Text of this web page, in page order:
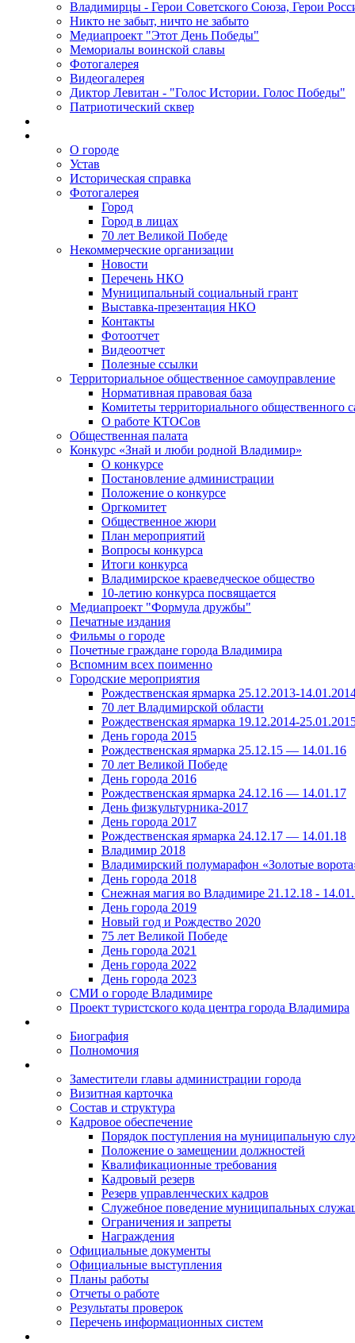
Владимирцы - Герои Советского Союза, Герои
Никто не забыт, ничто не забыто
Медиапроект "Этот День Победы"
Мемориалы воинской славы
Фотогалерея
Видеогалерея
Диктор Левитан - "Голос Истории. Голос Победы"
Патриотический сквер
О городе
Устав
Историческая справка
Фотогалерея
Город
Город в лицах
70 лет Великой Победе
Некоммерческие организации
Новости
Перечень НКО
Муниципальный социальный грант
Выставка-презентация НКО
Контакты
Фотоотчет
Видеоотчет
Полезные ссылки
Территориальное общественное самоуправление
Нормативная правовая база
Комитеты территориального общественного
О работе КТОСов
Общественная палата
Конкурс «Знай и люби родной Владимир»
О конкурсе
Постановление администрации
Положение о конкурсе
Оргкомитет
Общественное жюри
План мероприятий
Вопросы конкурса
Итоги конкурса
Владимирское краеведческое общество
10-летию конкурса посвящается
Медиапроект "Формула дружбы"
Печатные издания
Фильмы о городе
Почетные граждане города Владимира
Вспомним всех поименно
Городские мероприятия
Рождественская ярмарка 25.12.2013-
70 лет Владимирской области
Рождественская ярмарка 19.12.2014-
День города 2015
Рождественская ярмарка 25.12.15 — 14.01.16
70 лет Великой Победе
День города 2016
Рождественская ярмарка 24.12.16 — 14.01.17
День физкультурника-2017
День города 2017
Рождественская ярмарка 24.12.17 — 14.01.18
Владимир 2018
Владимирский полумарафон «Золотые
День города 2018
Снежная магия во Владимире 21.12.18 -
День города 2019
Новый год и Рождество 2020
75 лет Великой Победе
День города 2021
День города 2022
День города 2023
СМИ о городе Владимире
Проект туристского кода центра города Владимира
Биография
Полномочия
Заместители главы администрации города
Визитная карточка
Состав и структура
Кадровое обеспечение
Порядок поступления на муниципальную
Положение о замещении должностей
Квалификационные требования
Кадровый резерв
Резерв управленческих кадров
Служебное поведение муниципальных
Ограничения и запреты
Награждения
Официальные документы
Официальные выступления
Планы работы
Отчеты о работе
Результаты проверок
Перечень информационных систем